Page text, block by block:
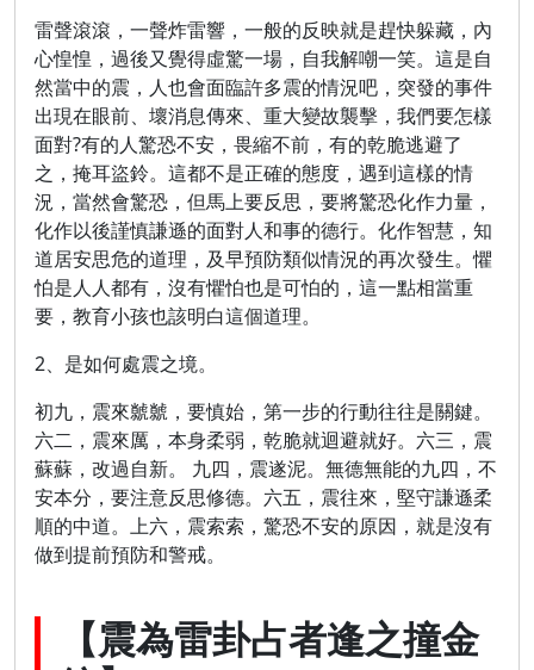
雷聲滾滾，一聲炸雷響，一般的反映就是趕快躲藏，內
心惶惶，過後又覺得虛驚一場，自我解嘲一笑。這是自
然當中的震，人也會面臨許多震的情況吧，突發的事件
出現在眼前、壞消息傳來、重大變故襲擊，我們要怎樣
面對?有的人驚恐不安，畏縮不前，有的乾脆逃避了
之，掩耳盜鈴。這都不是正確的態度，遇到這樣的情
況，當然會驚恐，但馬上要反思，要將驚恐化作力量，
化作以後謹慎謙遜的面對人和事的德行。化作智慧，知
道居安思危的道理，及早預防類似情況的再次發生。懼
怕是人人都有，沒有懼怕也是可怕的，這一點相當重
要，教育小孩也該明白這個道理。
2、是如何處震之境。
初九，震來虩虩，要慎始，第一步的行動往往是關鍵。
六二，震來厲，本身柔弱，乾脆就迴避就好。六三，震
蘇蘇，改過自新。 九四，震遂泥。無德無能的九四，不
安本分，要注意反思修德。六五，震往來，堅守謙遜柔
順的中道。上六，震索索，驚恐不安的原因，就是沒有
做到提前預防和警戒。
【震為雷卦占者逢之撞金